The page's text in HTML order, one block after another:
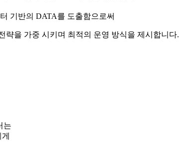
기반의 DATA를 도출함으로써
략을 가중 시키며 최적의 운영 방식을 제시합니다.
는